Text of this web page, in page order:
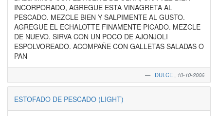
INCORPORADO, AGREGUE ESTA VINAGRETA AL
PESCADO. MEZCLE BIEN Y SALPIMENTE AL GUSTO.
AGREGUE EL ECHALOTTE FINAMENTE PICADO. MEZCLE
DE NUEVO. SIRVA CON UN POCO DE AJONJOLI
ESPOLVOREADO. ACOMPAÑE CON GALLETAS SALADAS O
PAN
DULCE 10-10-2006
ESTOFADO DE PESCADO (LIGHT)